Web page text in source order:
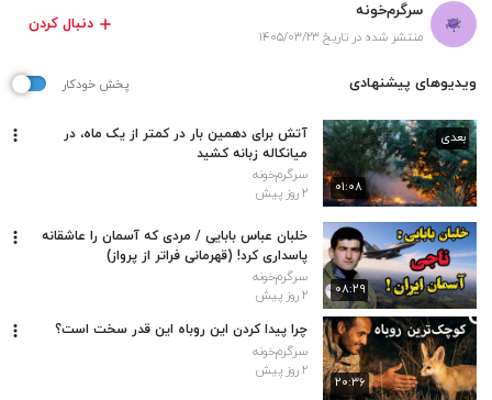
سرگرم‌خونه
منتشر شده در تاریخ ۱۴۰۵/۰۳/۲۳
دنبال کردن
ویدیوهای پیشنهادی پخش خودکار
۰۱:۰۸
بعدی
آتش برای دهمین بار در کمتر از یک ماه، در
میانکاله زبانه کشید
سرگرم‌خونه
۲ روز پیش
۰۸:۲۹
خلبان عباس بابایی / مردی که آسمان را عاشقانه
پاسداری کرد! (قهرمانی فراتر از پرواز)
سرگرم‌خونه
۲ روز پیش
۲۰:۳۶
چرا پیدا کردن این روباه این قدر سخت است؟
سرگرم‌خونه
۲ روز پیش